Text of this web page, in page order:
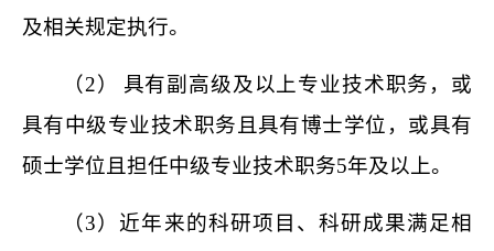
及相关规定执行。
（2） 具有副高级及以上专业技术职务， 或
具有中级专业技术职务且具有博士学位，或具有
硕士学位且担任中级专业技术职务5年及以上。
（3） 近年来的科研项目、科研成果满足相